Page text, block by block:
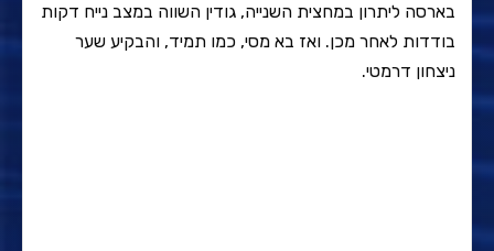
בארסה ליתרון במחצית השנייה, גודין השווה במצב נייח דקות
בודדות לאחר מכן. ואז בא מסי, כמו תמיד, והבקיע שער
ניצחון דרמטי.